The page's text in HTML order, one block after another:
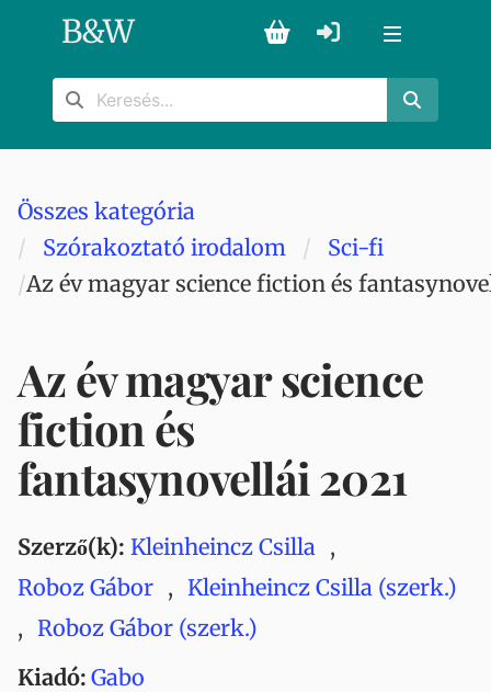
B&W
Összes kategória
Szórakoztató irodalom
Sci-fi
Az év magyar science fiction és
Az év magyar science
fiction és
fantasynovellái 2021
Szerző(k): Kleinheincz Csilla ,
Roboz Gábor , Kleinheincz Csilla (szerk.)
, Roboz Gábor (szerk.)
Kiadó: Gabo